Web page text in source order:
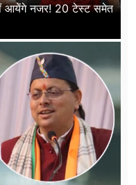
आयेंगे नजर! 20 टेस्ट समेत